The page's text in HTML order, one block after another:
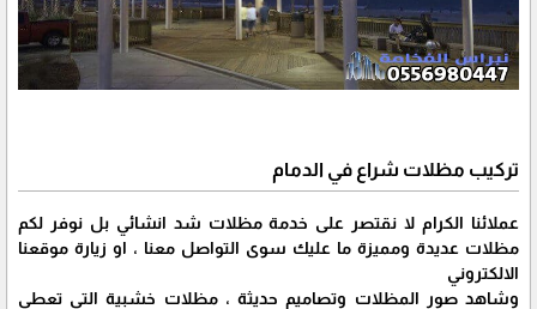
تركيب مظلات شراع في الدمام
عملائنا الكرام لا نقتصر على خدمة مظلات شد انشائي بل نوفر لكم
مظلات عديدة ومميزة ما عليك سوى التواصل معنا ، او زيارة موقعنا
الالكتروني
وشاهد صور المظلات وتصاميم حديثة ، مظلات خشبية التي تعطي